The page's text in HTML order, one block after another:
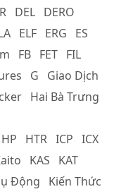
DEL DERO
ELF ERG
ES
FB FET FIL
G
Giao Dịch
Hai Bà Trưng
HP HTR ICP ICX
KAS
KAT
Động
Kiến Thức